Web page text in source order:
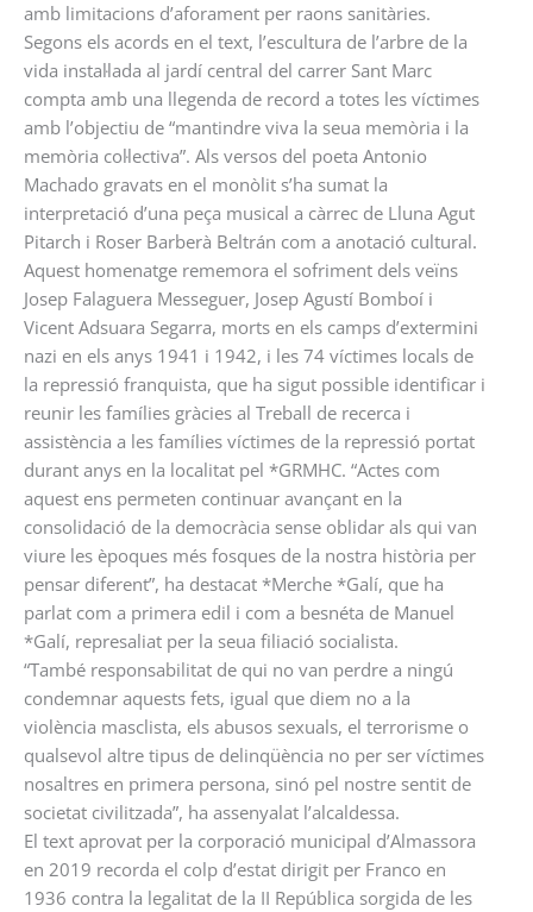
amb limitacions d’aforament per raons sanitàries.
Segons els acords en el text, l’escultura de l’arbre de la
vida instal·lada al jardí central del carrer Sant Marc
compta amb una llegenda de record a totes les víctimes
amb l’objectiu de “mantindre viva la seua memòria i la
memòria col·lectiva”. Als versos del poeta Antonio
Machado gravats en el monòlit s’ha sumat la
interpretació d’una peça musical a càrrec de Lluna Agut
Pitarch i Roser Barberà Beltrán com a anotació cultural.
Aquest homenatge rememora el sofriment dels veïns
Josep Falaguera Messeguer, Josep Agustí Bomboí i
Vicent Adsuara Segarra, morts en els camps d’extermini
nazi en els anys 1941 i 1942, i les 74 víctimes locals de
la repressió franquista, que ha sigut possible identificar i
reunir les famílies gràcies al Treball de recerca i
assistència a les famílies víctimes de la repressió portat
durant anys en la localitat pel *GRMHC. “Actes com
aquest ens permeten continuar avançant en la
consolidació de la democràcia sense oblidar als qui van
viure les èpoques més fosques de la nostra història per
pensar diferent”, ha destacat *Merche *Galí, que ha
parlat com a primera edil i com a besnéta de Manuel
*Galí, represaliat per la seua filiació socialista.
“També responsabilitat de qui no van perdre a ningú
condemnar aquests fets, igual que diem no a la
violència masclista, els abusos sexuals, el terrorisme o
qualsevol altre tipus de delinqüència no per ser víctimes
nosaltres en primera persona, sinó pel nostre sentit de
societat civilitzada”, ha assenyalat l’alcaldessa.
El text aprovat per la corporació municipal d’Almassora
en 2019 recorda el colp d’estat dirigit per Franco en
1936 contra la legalitat de la II República sorgida de les